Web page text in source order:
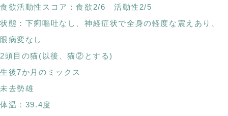
食欲活動性スコア：食欲2/6 活動性2/5
状態：下痢嘔吐なし、神経症状で全身の軽度な震えあり、
眼病変なし
2頭目の猫(以後、猫②とする)
生後7か月のミックス
未去勢雄
体温：39.4度